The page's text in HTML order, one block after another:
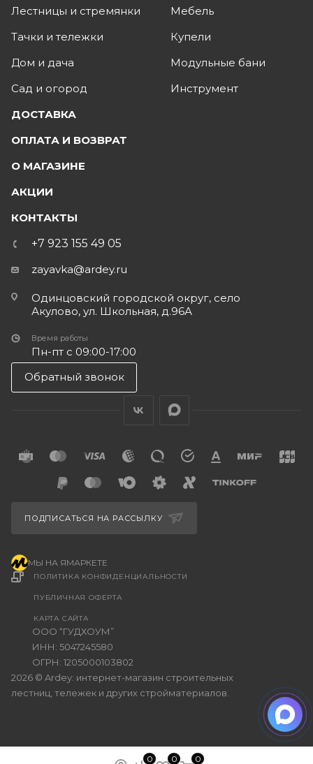
0 0 0
Лестницы и стремянки
Тачки и тележки
Дом и дача
Сад и огород
Мебель
Купели
Модульные бани
Инструмент
ДОСТАВКА
ОПЛАТА И ВОЗВРАТ
О МАГАЗИНЕ
АКЦИИ
КОНТАКТЫ
+7 923 155 49 05
zayavka@ardey.ru
Одинцовский городской округ, село
Акулово, ул. Школьная, д.96А
Время работы
Пн-пт с 09:00-17:00
Обратный звонок
2026 © Ardey: интернет-магазин строительных
лестниц, тележек и других стройматериалов.
ООО “ГУДХОУМ”
ИНН: 5047245580
ОГРН: 1205000103802
ПОЛИТИКА КОНФИДЕНЦИАЛЬНОСТИ
ПУБЛИЧНАЯ ОФЕРТА
КАРТА САЙТА
ПОДПИСАТЬСЯ НА РАССЫЛКУ
МЫ НА ЯМАРКЕТЕ